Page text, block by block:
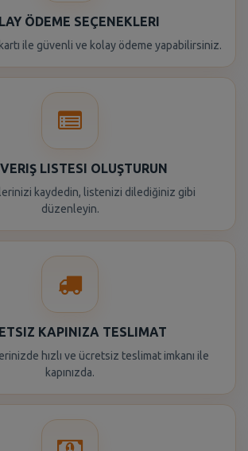
ÖDEME SEÇENEKLERI
ile güvenli ve kolay ödeme yapabilirsiniz.
LISTESI OLUŞTURUN
kaydedin, listenizi dilediğiniz gibi
düzenleyin.
KAPINIZA TESLIMAT
hızlı ve ücretsiz teslimat imkanı ile
kapınızda.